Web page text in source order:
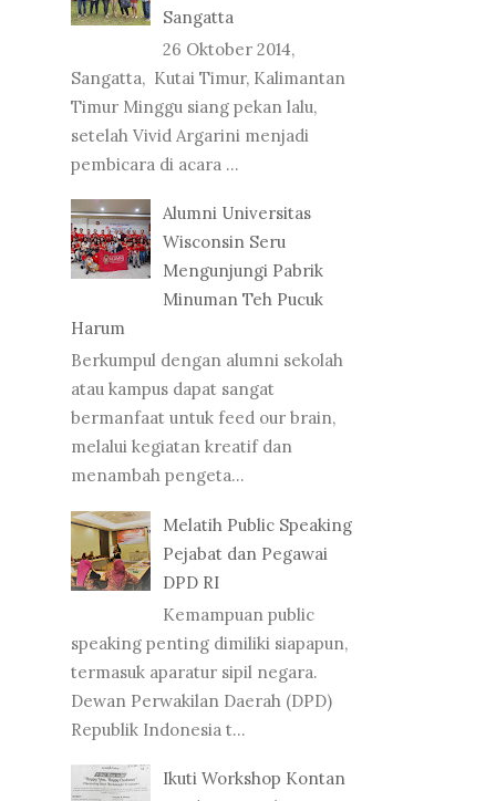
Sangatta
26 Oktober 2014,
Sangatta, Kutai Timur, Kalimantan
Timur Minggu siang pekan lalu,
setelah Vivid Argarini menjadi
pembicara di acara ...
Alumni Universitas
Wisconsin Seru
Mengunjungi Pabrik
Minuman Teh Pucuk
Harum
Berkumpul dengan alumni sekolah
atau kampus dapat sangat
bermanfaat untuk feed our brain,
melalui kegiatan kreatif dan
menambah pengeta...
Melatih Public Speaking
Pejabat dan Pegawai
DPD RI
Kemampuan public
speaking penting dimiliki siapapun,
termasuk aparatur sipil negara.
Dewan Perwakilan Daerah (DPD)
Republik Indonesia t...
Ikuti Workshop Kontan